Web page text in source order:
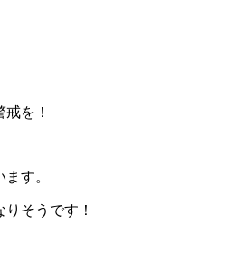
を！
す。
そうです！